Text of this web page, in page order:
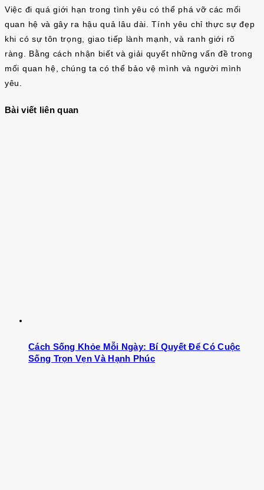
Việc đi quá giới hạn trong tình yêu có thể phá vỡ các mối
quan hệ và gây ra hậu quả lâu dài. Tính yêu chỉ thực sự đẹp
khi có sự tôn trọng, giao tiếp lành mạnh, và ranh giới rõ
ràng. Bằng cách nhận biết và giải quyết những vấn đề trong
mối quan hệ, chúng ta có thể bảo vệ mình và người mình
yêu.
Bài viết liên quan
Cách Sống Khỏe Mỗi Ngày: Bí Quyết Để Có Cuộc
Sống Trọn Vẹn Và Hạnh Phúc